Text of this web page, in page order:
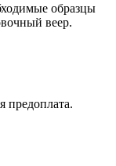
образцы
веер.
предоплата.